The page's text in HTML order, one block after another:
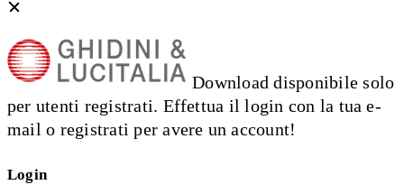
Download disponibile solo
per utenti registrati. Effettua il login con la tua e-
mail o registrati per avere un account!
Login